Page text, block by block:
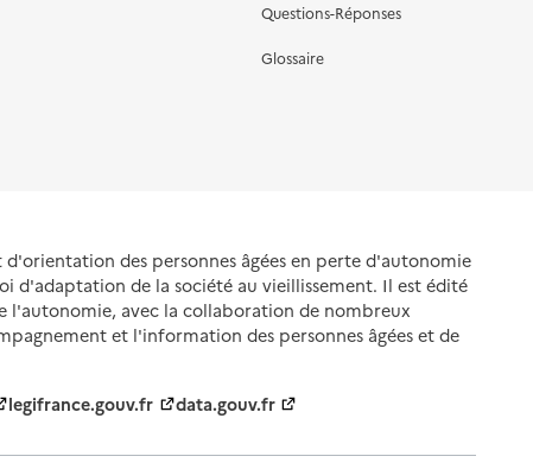
Questions-Réponses
Glossaire
des personnes âgées en perte d'autonomie
d'adaptation de la société au vieillissement. Il est édité
l'autonomie, avec la collaboration de nombreux
et l'information des personnes âgées et de
legifrance.gouv.fr data.gouv.fr